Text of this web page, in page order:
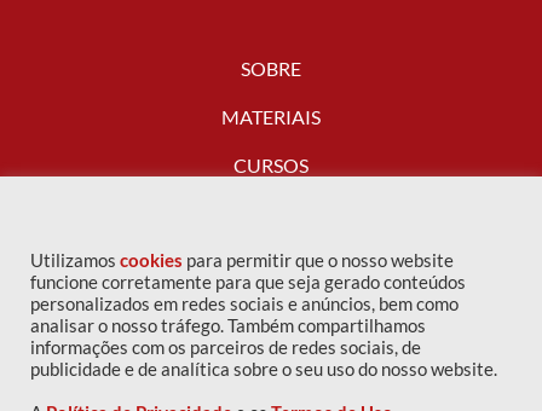
SOBRE
MATERIAIS
CURSOS
FALE CONOSCO
Utilizamos cookies para permitir que o nosso website
funcione corretamente para que seja gerado conteúdos
personalizados em redes sociais e anúncios, bem como
analisar o nosso tráfego. Também compartilhamos
informações com os parceiros de redes sociais, de
publicidade e de analítica sobre o seu uso do nosso website.